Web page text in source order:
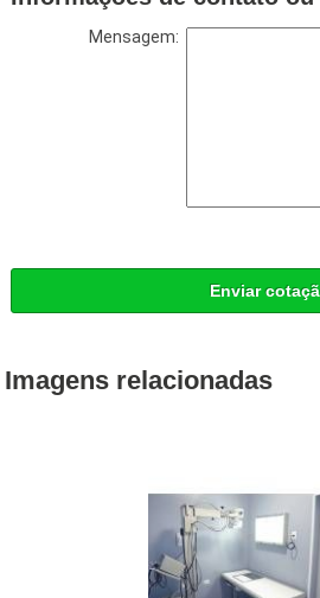
Mensagem:
Enviar
Imagens relacionadas